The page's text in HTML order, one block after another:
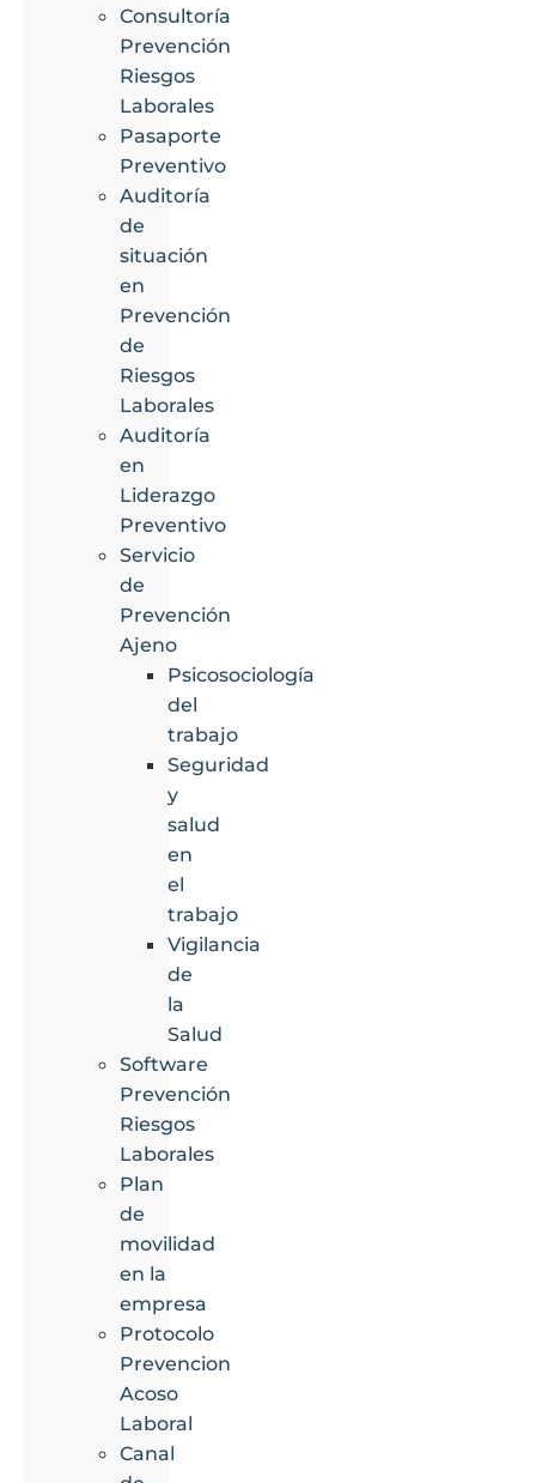
Consultoría
Prevención
Riesgos
Laborales
Pasaporte
Preventivo
Auditoría
de
situación
en
Prevención
de
Riesgos
Laborales
Auditoría
en
Liderazgo
Preventivo
Servicio
de
Prevención
Ajeno
Psicosociología
del
trabajo
Seguridad
y
salud
en
el
trabajo
Vigilancia
de
la
Salud
Software
Prevención
Riesgos
Laborales
Plan
de
movilidad
en la
empresa
Protocolo
Prevencion
Acoso
Laboral
Canal